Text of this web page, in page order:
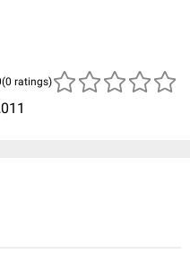
(0 ratings)